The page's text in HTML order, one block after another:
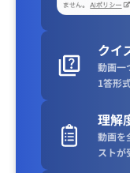
クイ
動画一
1答形
理解
動画を
ストが